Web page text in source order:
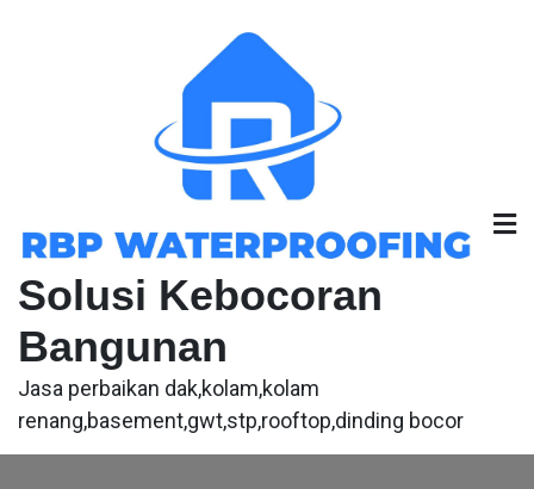
Solusi Kebocoran
Bangunan
Jasa perbaikan dak,kolam,kolam
renang,basement,gwt,stp,rooftop,dinding bocor